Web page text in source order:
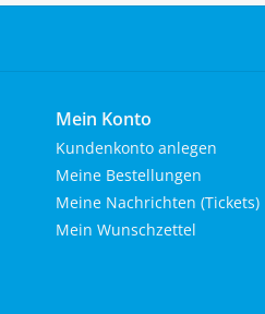
Mein Konto
Kundenkonto anlegen
Meine Bestellungen
Meine Nachrichten (Tickets)
Mein Wunschzettel